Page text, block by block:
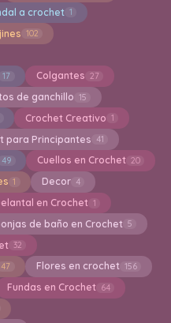
a crochet 1
102
17 Colgantes 27
de ganchillo 15
Crochet Creativo 1
para Principantes 41
49 Cuellos en Crochet 20
1 Decor 4
en Crochet 1
de baño en Crochet 5
32
47 Flores en crochet 156
Fundas en Crochet 64